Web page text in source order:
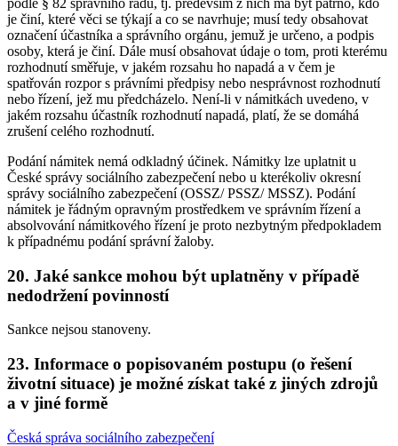
je činí, které věci se týkají a co se navrhuje; musí tedy obsahovat
označení účastníka a správního orgánu, jemuž je určeno, a podpis
osoby, která je činí. Dále musí obsahovat údaje o tom, proti kterému
rozhodnutí směřuje, v jakém rozsahu ho napadá a v čem je
spatřován rozpor s právními předpisy nebo nesprávnost rozhodnutí
nebo řízení, jež mu předcházelo. Není-li v námitkách uvedeno, v
jakém rozsahu účastník rozhodnutí napadá, platí, že se domáhá
zrušení celého rozhodnutí.
Podání námitek nemá odkladný účinek. Námitky lze uplatnit u
České správy sociálního zabezpečení nebo u kterékoliv okresní
správy sociálního zabezpečení (OSSZ/ PSSZ/ MSSZ). Podání
námitek je řádným opravným prostředkem ve správním řízení a
absolvování námitkového řízení je proto nezbytným předpokladem
k případnému podání správní žaloby.
20. Jaké sankce mohou být uplatněny v případě
nedodržení povinností
Sankce nejsou stanoveny.
23. Informace o popisovaném postupu (o řešení
životní situace) je možné získat také z jiných zdrojů
a v jiné formě
Česká správa sociálního zabezpečení